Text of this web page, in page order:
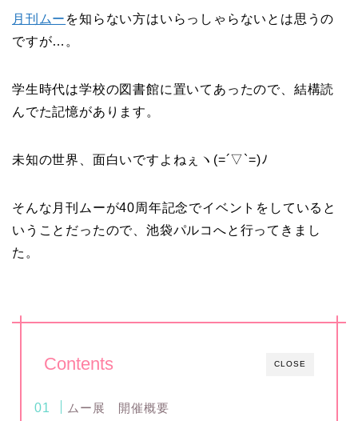
月刊ムー を知らない方はいらっしゃらないとは思うの
ですが…。
学生時代は学校の図書館に置いてあったので、結構読
んでた記憶があります。
未知の世界、面白いですよねぇヽ(=´▽`=)ﾉ
そんな月刊ムーが40周年記念でイベントをしていると
いうことだったので、池袋パルコへと行ってきまし
た。
CLOSE
Contents
ムー展 開催概要